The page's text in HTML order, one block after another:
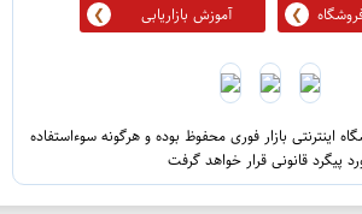
آموزش بازاریابی
اینترنتی بازار فوری محفوظ بوده و هرگونه سوءاستفاده
پیگرد قانونی قرار خواهد گرفت